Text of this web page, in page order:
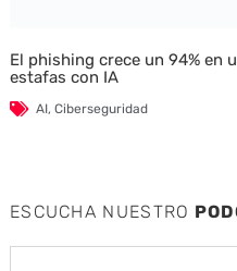
El phishing crece un 94% en
estafas con IA
AI, Ciberseguridad
ESCUCHA NUESTRO